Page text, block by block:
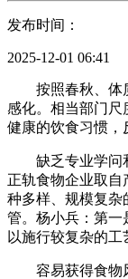
发布时间：
2025-12-01 06:41
按照春秋、体质
感化。相当部门尺
健康的饮食习惯，
缺乏专业学问和
正轨食物企业取
种多样、规模复杂
管。杨小兵：第一
以施行较复杂的
容易获得食物风